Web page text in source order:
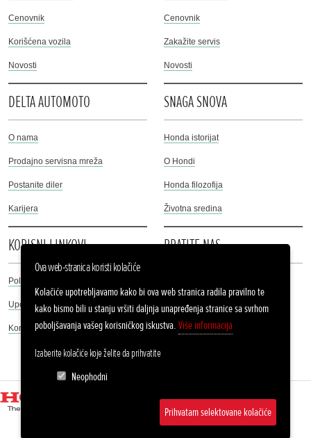
Cenovnik
Korišćena vozila
Novosti
Cenovnik
Zakažite servis
Novosti
DELTA AUTOMOTO
O nama
Prodajno servisna mreža
Postanite diler
Karijera
SNAGA SNOVA
Honda istorijat
O Hondi
Honda filozofija
Životna sredina
KORISNI LINKOVI
Politika privatnosti
Upotreba kolačića
Kontakt
PRATITE NAS
Instagram
Twitter
Ova web-stranica koristi kolačiće
Kolačiće upotrebljavamo kako bi ova web stranica radila pravilno te
kako bismo bili u stanju vršiti daljnja unapređenja stranice sa svrhom
poboljšavanja vašeg korisničkog iskustva. Više informacija
Izaberite kolačiće koje želite da prihvatite
Neophodni
Prihvatam selektovane kolačiće